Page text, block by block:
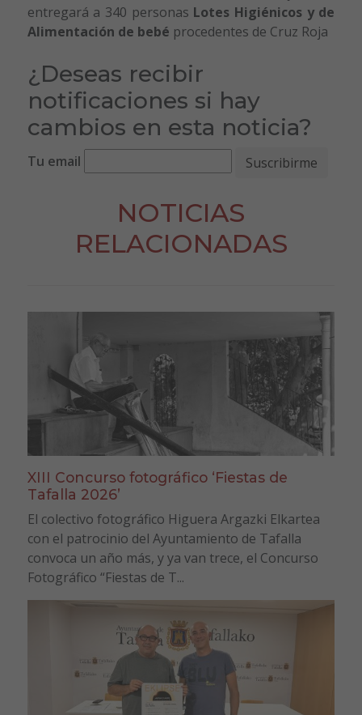
entregará a 340 personas Lotes Higiénicos y de
Alimentación de bebé procedentes de Cruz Roja
¿Deseas recibir
notificaciones si hay
cambios en esta noticia?
Tu email
NOTICIAS
RELACIONADAS
XIII Concurso fotográfico ‘Fiestas de
Tafalla 2026’
El colectivo fotográfico Higuera Argazki Elkartea
con el patrocinio del Ayuntamiento de Tafalla
convoca un año más, y ya van trece, el Concurso
Fotográfico “Fiestas de T...